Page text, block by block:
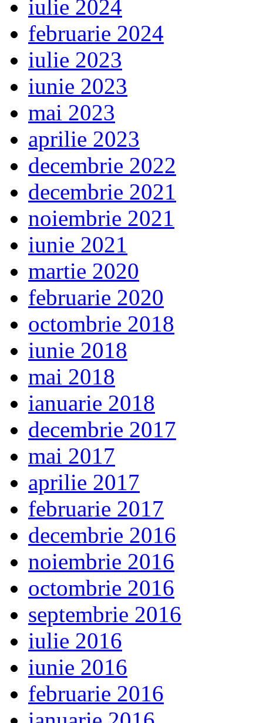
iulie 2024
februarie 2024
iulie 2023
iunie 2023
mai 2023
aprilie 2023
decembrie 2022
decembrie 2021
noiembrie 2021
iunie 2021
martie 2020
februarie 2020
octombrie 2018
iunie 2018
mai 2018
ianuarie 2018
decembrie 2017
mai 2017
aprilie 2017
februarie 2017
decembrie 2016
noiembrie 2016
octombrie 2016
septembrie 2016
iulie 2016
iunie 2016
februarie 2016